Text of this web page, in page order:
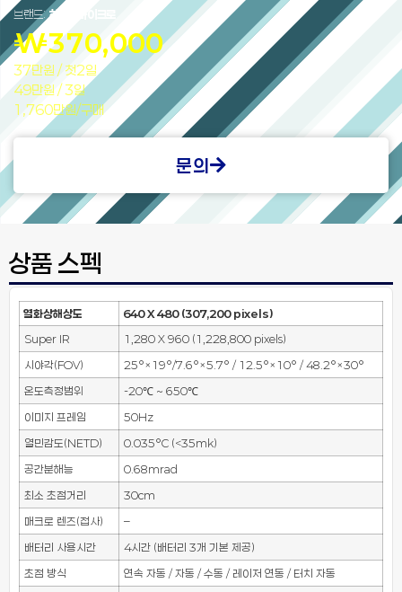
브랜드:하이크마이크로
₩370,000
37만원 / 첫2일
49만원 / 3일
1,760만원/구매
문의
상품 스펙
열화상해상도
640 X 480 (307,200 pixels)
Super IR
1,280 X 960 (1,228,800 pixels)
시야각(FOV) 25°×19°/7.6°×5.7° / 12.5°×10° / 48.2°×30°
온도측정범위 -20℃ ~ 650℃
이미지 프레임 50Hz
열민감도(NETD) 0.035°C (<35mk)
공간분해능 0.68mrad
최소 초점거리 30cm
매크로 렌즈(접사) –
배터리 사용시간 4시간 (배터리 3개 기본 제공)
초점 방식 연속 자동 / 자동 / 수동 / 레이저 연동 / 터치 자동